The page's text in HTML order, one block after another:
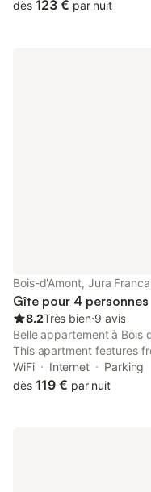
court, free private parking
dès 123 € par nuit
Bois-d'Amont, Jura
Gîte pour 4 personnes
8.2Très bien⋅9 avis
Belle appartement à Bois
This apartment features
service and free WiFi.
service.
WiFi Internet
Parking
dès 119 € par nuit